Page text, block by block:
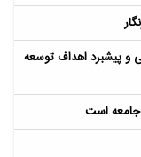
و پیشبرد اهداف توسعه
جامعه است